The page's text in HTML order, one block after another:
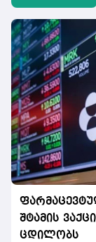
შტამის
ცდილობს